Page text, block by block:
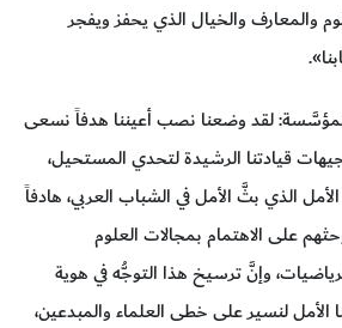
والمعارف والخيال الذي يحفز ويفجر
لقد وضعنا نصب أعيننا هدفاً نسعى
قيادتنا الرشيدة لتحدي المستحيل،
الذي بثَّ الأمل في الشباب العربي، هادفاً
على الاهتمام بمجالات العلوم
وإنَّ ترسيخ هذا التوجُّه في هوية
الأمل لنسير على خطى العلماء والمبدعين،